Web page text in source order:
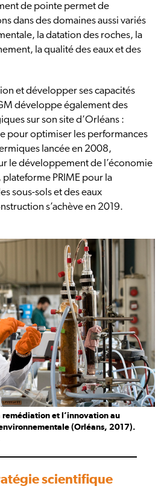
de pointe permet de
dans des domaines aussi variés
la datation des roches, la
la qualité des eaux et des
et développer ses capacités
développe également des
sur son site d’Orléans :
pour optimiser les performances
lancée en 2008,
le développement de l’économie
PRIME pour la
sous-sols et des eaux
s’achève en 2019.
remédiation et l’innovation au
(Orléans, 2017).
scientifique